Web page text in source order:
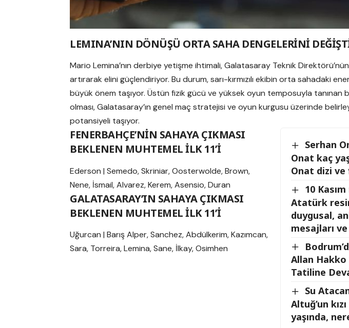
LEMINA’NIN DÖNÜŞÜ ORTA SAHA DENGELERİNİ
Mario Lemina’nın derbiye yetişme ihtimali, Galatasaray Teknik
artırarak elini güçlendiriyor. Bu durum, sarı-kırmızılı ekibin orta sahadaki
büyük önem taşıyor. Üstün fizik gücü ve yüksek oyun temposuyla tanınan
olması, Galatasaray’ın genel maç stratejisi ve oyun kurgusu üzerinde
potansiyeli taşıyor.
Serhan
Onat kaç
Onat dizi
10
Atatürk
duygusal,
mesajları
Allan
Tatiline
Su
Altuğ’un
yaşında,
FENERBAHÇE’NİN SAHAYA ÇIKMASI
BEKLENEN MUHTEMEL İLK 11’İ
Ederson | Semedo, Skriniar, Oosterwolde, Brown,
Nene, İsmail, Alvarez, Kerem, Asensio, Duran
GALATASARAY’IN SAHAYA ÇIKMASI
BEKLENEN MUHTEMEL İLK 11’İ
Uğurcan | Barış Alper, Sanchez, Abdülkerim, Kazımcan,
Sara, Torreira, Lemina, Sane, İlkay, Osimhen